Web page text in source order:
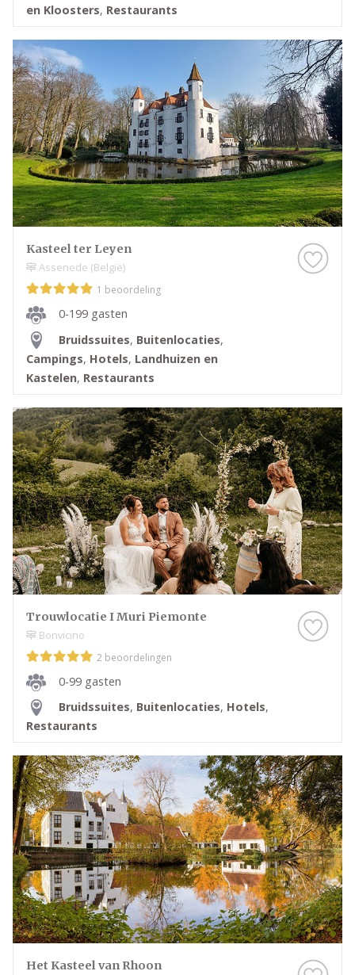
en Kloosters, Restaurants
Kasteel ter Leyen
Assenede (België)
1 beoordeling
0-199 gasten
Bruidssuites, Buitenlocaties,
Campings, Hotels, Landhuizen en
Kastelen, Restaurants
Trouwlocatie I Muri Piemonte
Bonvicino
2 beoordelingen
0-99 gasten
Bruidssuites, Buitenlocaties, Hotels,
Restaurants
Het Kasteel van Rhoon